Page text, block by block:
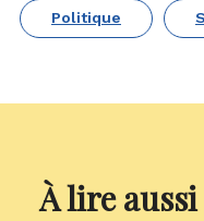
Politique
À lire aussi